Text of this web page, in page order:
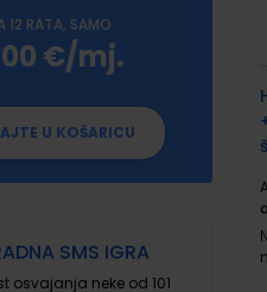
12 RATA, SAMO
€/mj.
U KOŠARICU
SMS IGRA
osvajanja neke od 101